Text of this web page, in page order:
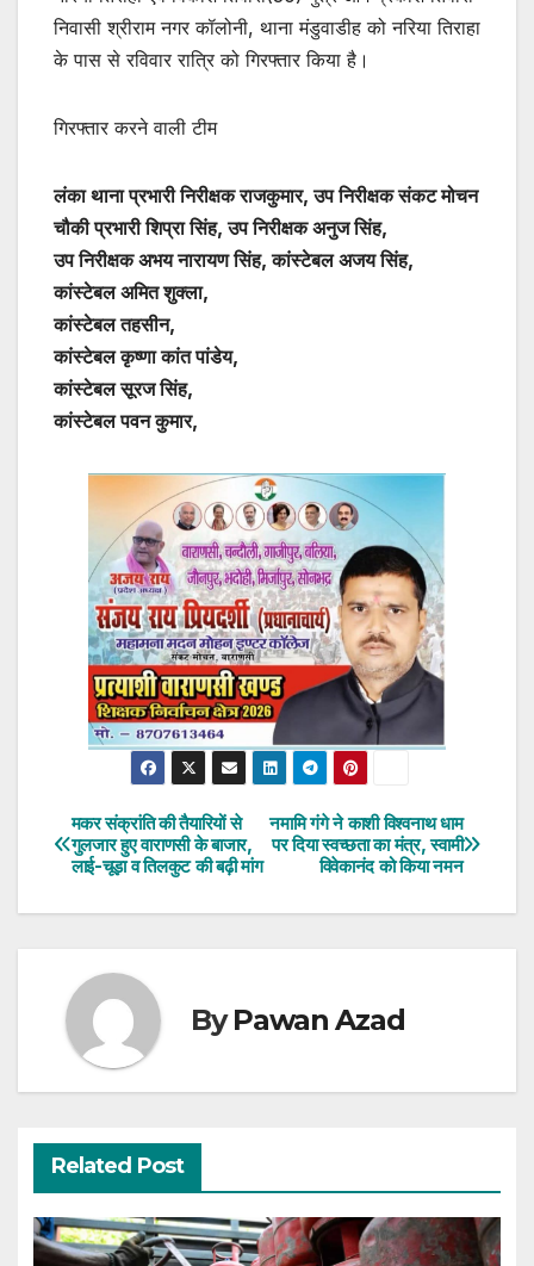
निवासी श्रीराम नगर कॉलोनी, थाना मंडुवाडीह को नरिया तिराहा
के पास से रविवार रात्रि को गिरफ्तार किया है।
गिरफ्तार करने वाली टीम
लंका थाना प्रभारी निरीक्षक राजकुमार, उप निरीक्षक संकट मोचन
चौकी प्रभारी शिप्रा सिंह, उप निरीक्षक अनुज सिंह,
उप निरीक्षक अभय नारायण सिंह, कांस्टेबल अजय सिंह,
कांस्टेबल अमित शुक्ला,
कांस्टेबल तहसीन,
कांस्टेबल कृष्णा कांत पांडेय,
कांस्टेबल सूरज सिंह,
कांस्टेबल पवन कुमार,
Post
navigation
नमामि गंगे ने काशी विश्वनाथ धाम
पर दिया स्वच्छता का मंत्र, स्वामी
विवेकानंद को किया नमन
मकर संक्रांति की तैयारियों से
गुलजार हुए वाराणसी के बाजार,
लाई-चूड़ा व तिलकुट की बढ़ी मांग
ByPawan Azad
Related Post